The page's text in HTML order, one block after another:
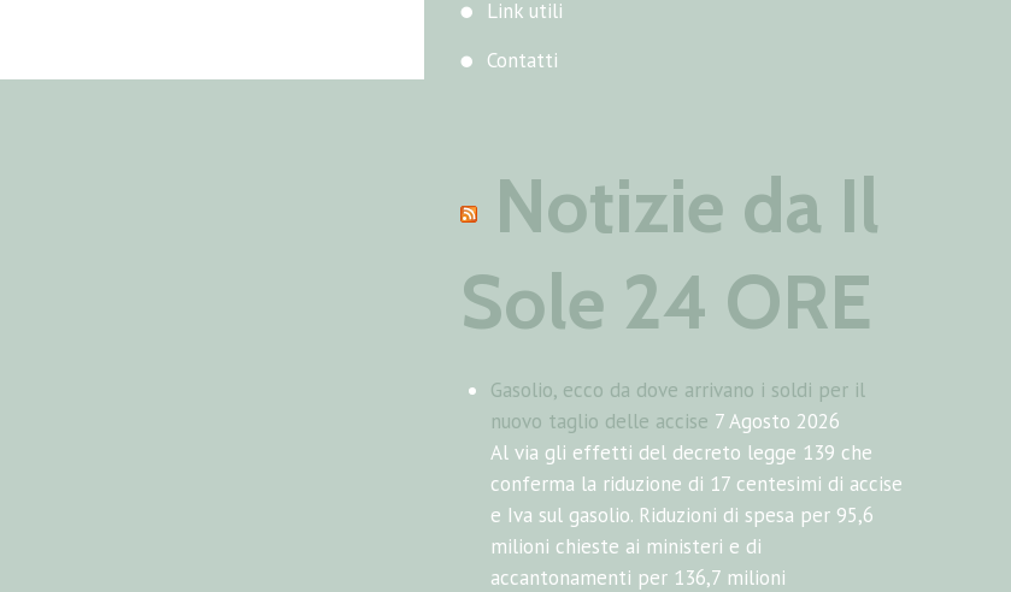
Link utili
Contatti
Notizie da Il
Sole 24 ORE
Gasolio, ecco da dove arrivano i soldi per il
nuovo taglio delle accise 7 Agosto 2026
Al via gli effetti del decreto legge 139 che
conferma la riduzione di 17 centesimi di accise
e Iva sul gasolio. Riduzioni di spesa per 95,6
milioni chieste ai ministeri e di
accantonamenti per 136,7 milioni